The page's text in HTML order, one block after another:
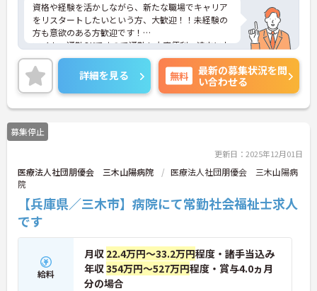
資格や経験を活かしながら、新たな職場でキャリア
をリスタートしたいという方、大歓迎！！未経験の
方も意欲のある方歓迎です！
マイカー通勤OKですので通勤も大変便利、遠方にお
住まいの方でも、雨の日でもストレスなく通えま
す！！
24時間体制の院内保育所も完備！子育て中の方も安
心して業務にとりくめます！！日勤帯のお仕事で残
業はほぼありません！！プライベートの時間もたっ
ぷり！オンとオフどちらも充実させられる環境が整
っております！！
詳細をお話しいたしますのでお気軽にご相談くださ
い。
詳細を見る 無料
最新の募集状況を問
い合わせる
募集停止
更新日：2025年12月01日
医療法人社団朋優会 三木山陽病院
医療法人社団朋優会 三木山陽病
院
【兵庫県／三木市】病院にて常勤社会福祉士求人
です
給料
月収 22.4万円～33.2万円程度・諸手当込み
年収354万円～527万円程度・賞与4.0ヵ月
分の場合